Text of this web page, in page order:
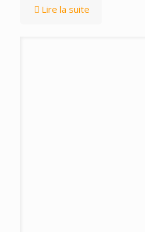
Lire la suite